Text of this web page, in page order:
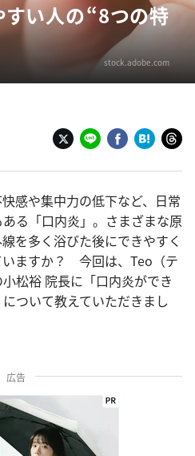
すい人の“8つの特
stock.adobe.com
感や集中力の低下など、日常
る「口内炎」。さまざまな原
を多く浴びた後にできやすく
いますか？ 今回は、Teo（テ
松裕 院長に「口内炎ができ
ついて教えていただきまし
広告